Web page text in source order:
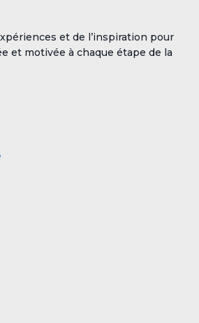
et de l’inspiration pour
et motivée à chaque étape de la